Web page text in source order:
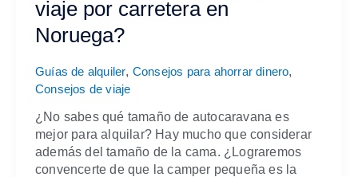
viaje por carretera en
Noruega?
Guías de alquiler, Consejos para ahorrar dinero,
Consejos de viaje
¿No sabes qué tamaño de autocaravana es
mejor para alquilar? Hay mucho que considerar
además del tamaño de la cama. ¿Lograremos
convencerte de que la camper pequeña es la
la
mejor
un
viaje
carretera
en
Noruega?